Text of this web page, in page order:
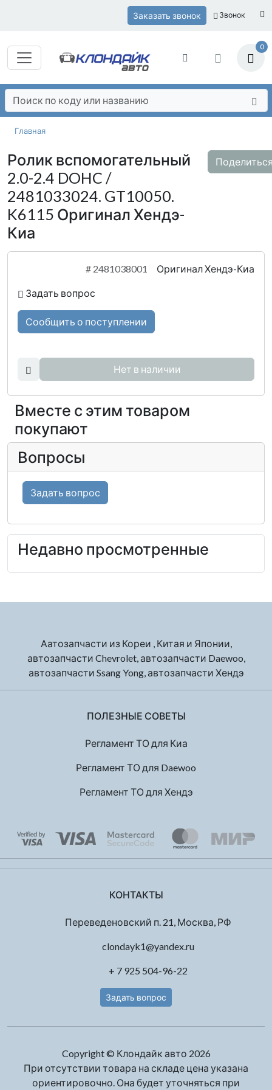
Заказать звонок Звонок
0
Главная
Ролик вспомогательный
2.0-2.4 DOHC /
2481033024. GT10050.
K6115 Оригинал Хендэ-
Киа
# 2481038001 Оригинал Хендэ-Киа
Задать вопрос
Сообщить о поступлении
Нет в наличии
Вместе с этим товаром
покупают
Вопросы
Задать вопрос
Недавно просмотренные
Аатозапчасти из Кореи , Китая и Японии,
автозапчасти Chevrolet, автозапчасти Daewoo,
автозапчасти Ssang Yong, автозапчасти Хендэ
ПОЛЕЗНЫЕ СОВЕТЫ
Регламент ТО для Киа
Регламент ТО для Daewoo
Регламент ТО для Хендэ
КОНТАКТЫ
Переведеновский п. 21, Москва, РФ
clondayk1@yandex.ru
+ 7 925 504-96-22
Задать вопрос
Copyright © Клондайк авто 2026
При отсутствии товара на складе цена указана
ориентировочно. Она будет уточняться при